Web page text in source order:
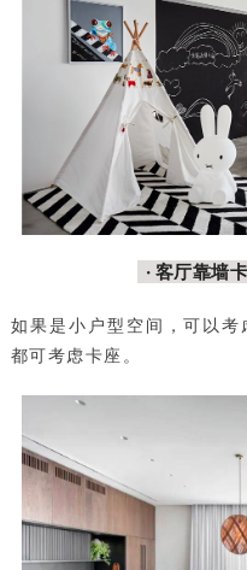
· 客厅靠墙
如果是小户型空间，可以
都可考虑卡座。